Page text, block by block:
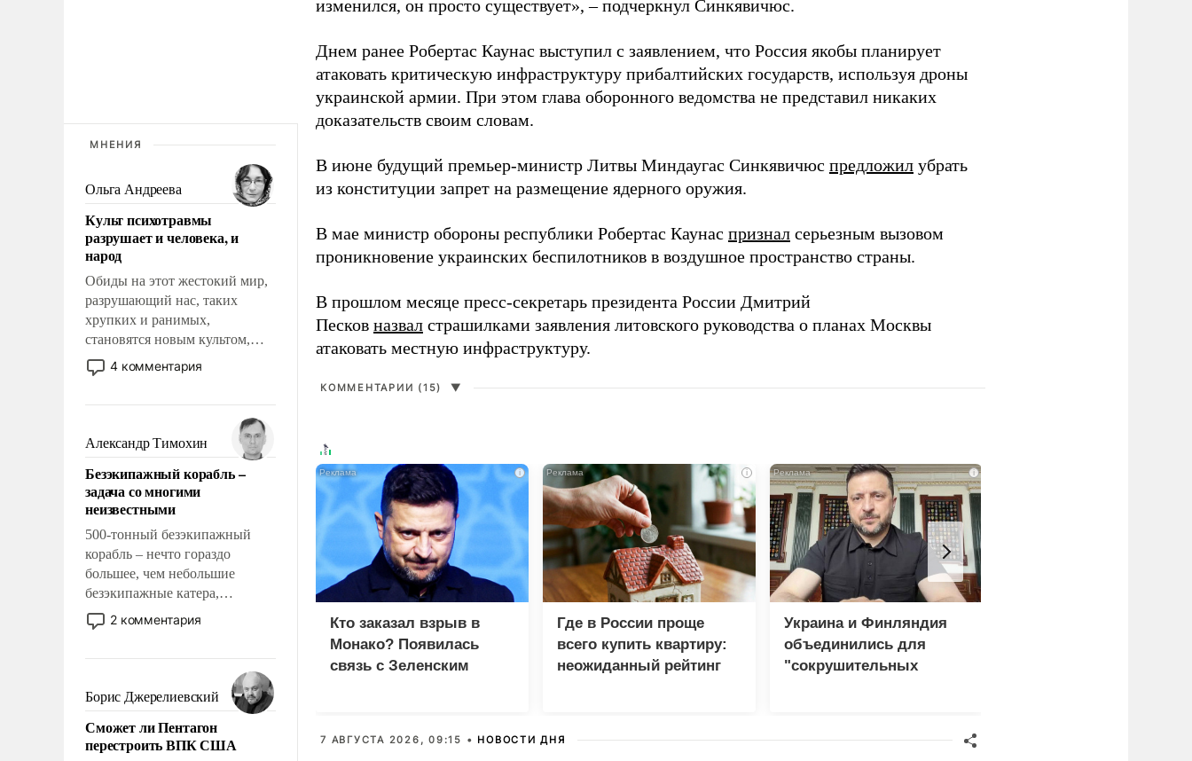
МНЕНИЯ
Ольга Андреева
Культ психотравмы
разрушает и человека, и
народ
Обиды на этот жестокий мир,
разрушающий нас, таких
хрупких и ранимых,
становятся новым культом,
постепенно вытесняя и
отменяя традиционное
мужественным и твердым под
ударами судьбы, брать на себя
ответственность, помогать
слабым, идти вперед и
адаптироваться.
4 комментария
Александр Тимохин
Безэкипажный корабль –
задача со многими
неизвестными
500-тонный безэкипажный
корабль – нечто гораздо
большее, чем небольшие
безэкипажные катера,
применение которых уже
стало обыденностью. Задача по
сложна и амбициозна. Однако
и ее реализация радикально
поднимет наши боевые
возможности.
2 комментария
Борис Джерелиевский
Сможет ли Пентагон
перестроить ВПК США
изменился, он просто существует», – подчеркнул Синкявичюс.
Днем ранее Робертас Каунас выступил с заявлением, что Россия якобы планирует
атаковать критическую инфраструктуру прибалтийских государств, используя дроны
украинской армии. При этом глава оборонного ведомства не представил никаких
доказательств своим словам.
В июне будущий премьер-министр Литвы Миндаугас Синкявичюс предложил убрать
из конституции запрет на размещение ядерного оружия.
В мае министр обороны республики Робертас Каунас признал серьезным вызовом
проникновение украинских беспилотников в воздушное пространство страны.
В прошлом месяце пресс-секретарь президента России Дмитрий
Песков назвал страшилками заявления литовского руководства о планах Москвы
атаковать местную инфраструктуру.
КОММЕНТАРИИ (15) ▼
i
Кто заказал взрыв в
Монако? Появилась
связь с Зеленским
i
Где в России проще
всего купить квартиру:
неожиданный рейтинг
i
Украина и Финляндия
объединились для
"сокрушительных
7 АВГУСТА 2026, 09:15 • НОВОСТИ ДНЯ